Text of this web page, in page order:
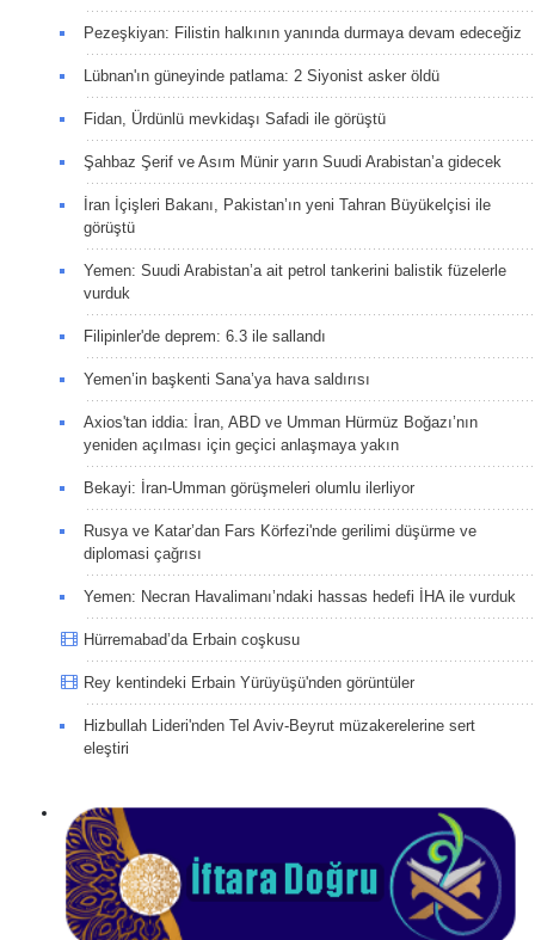
Pezeşkiyan: Filistin halkının yanında durmaya devam edeceğiz
Lübnan'ın güneyinde patlama: 2 Siyonist asker öldü
Fidan, Ürdünlü mevkidaşı Safadi ile görüştü
Şahbaz Şerif ve Asım Münir yarın Suudi Arabistan’a gidecek
İran İçişleri Bakanı, Pakistan’ın yeni Tahran Büyükelçisi ile
görüştü
Yemen: Suudi Arabistan’a ait petrol tankerini balistik füzelerle
vurduk
Filipinler'de deprem: 6.3 ile sallandı
Yemen’in başkenti Sana’ya hava saldırısı
Axios'tan iddia: İran, ABD ve Umman Hürmüz Boğazı’nın
yeniden açılması için geçici anlaşmaya yakın
Bekayi: İran-Umman görüşmeleri olumlu ilerliyor
Rusya ve Katar’dan Fars Körfezi'nde gerilimi düşürme ve
diplomasi çağrısı
Yemen: Necran Havalimanı’ndaki hassas hedefi İHA ile vurduk
Hürremabad’da Erbain coşkusu
Rey kentindeki Erbain Yürüyüşü'nden görüntüler
Hizbullah Lideri'nden Tel Aviv-Beyrut müzakerelerine sert
eleştiri